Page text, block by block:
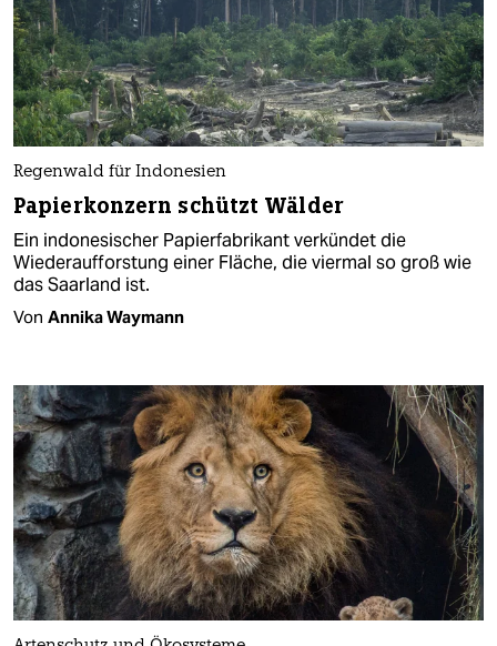
Regenwald für Indonesien
Papierkonzern schützt Wälder
Ein indonesischer Papierfabrikant verkündet die
Wiederaufforstung einer Fläche, die viermal so groß wie
das Saarland ist.
Von Annika Waymann